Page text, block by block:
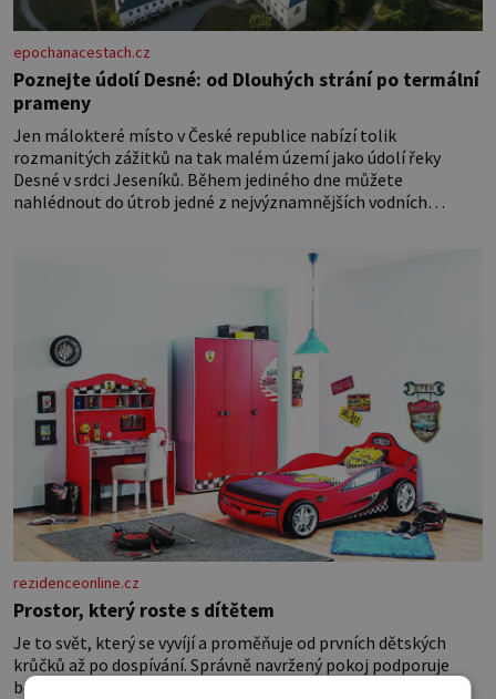
epochanacestach.cz
Poznejte údolí Desné: od Dlouhých strání po termální
prameny
Jen málokteré místo v České republice nabízí tolik
rozmanitých zážitků na tak malém území jako údolí řeky
Desné v srdci Jeseníků. Během jediného dne můžete
nahlédnout do útrob jedné z nejvýznamnějších vodních
rezidenceonline.cz
Prostor, který roste s dítětem
Je to svět, který se vyvíjí a proměňuje od prvních dětských
krůčků až po dospívání. Správně navržený pokoj podporuje
bezpečí, kreativitu, soustředění i odpočinek a reaguje na